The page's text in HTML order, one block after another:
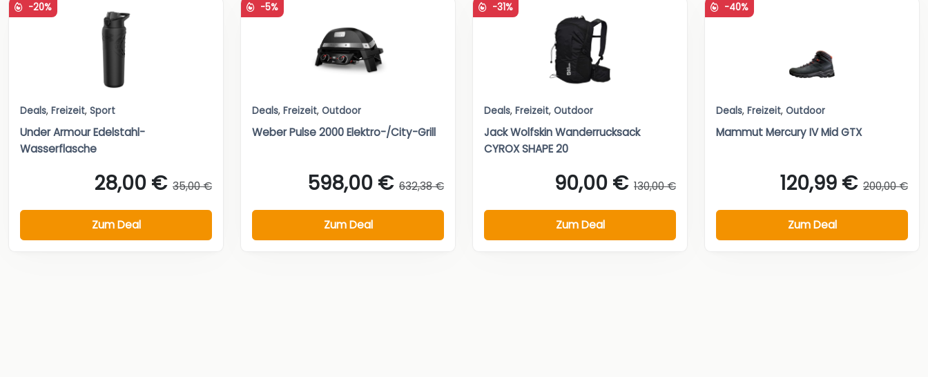
-20%
Deals, Freizeit, Sport
Under Armour Edelstahl-
Wasserflasche
28,00 € 35,00 €
Zum Deal
-5%
Deals, Freizeit, Outdoor
Weber Pulse 2000 Elektro-/City-Grill
598,00 € 632,38 €
Zum Deal
-31%
Deals, Freizeit, Outdoor
Jack Wolfskin Wanderrucksack
CYROX SHAPE 20
90,00 € 130,00 €
Zum Deal
-40%
Deals, Freizeit, Outdoor
Mammut Mercury IV Mid GTX
120,99 € 200,00 €
Zum Deal